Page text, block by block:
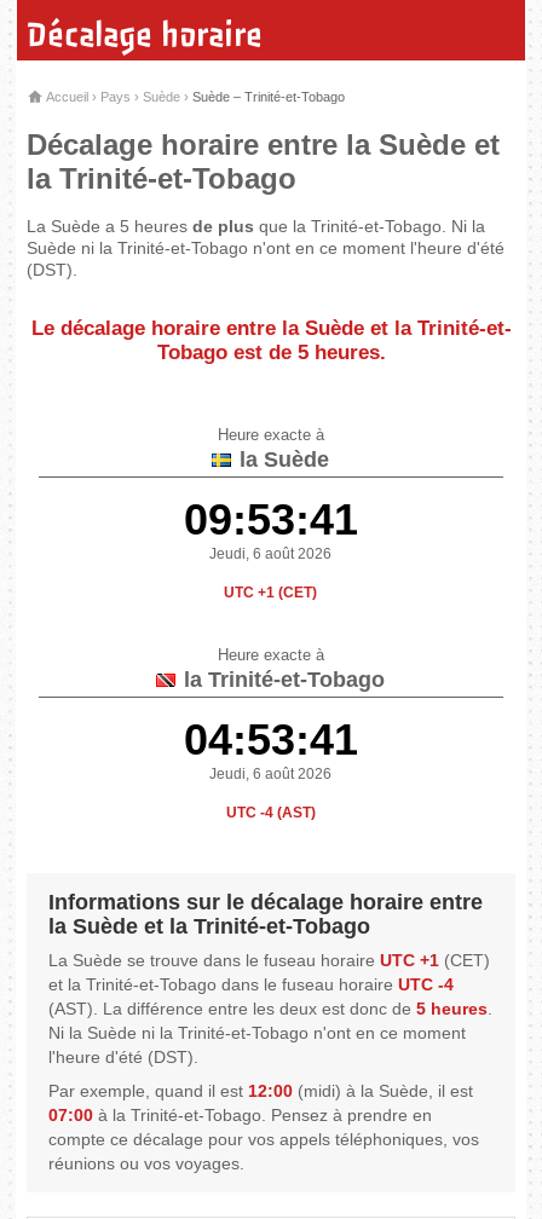
Décalage horaire
Accueil › Pays ›Suède ›Suède – Trinité-et-Tobago
Décalage horaire entre la Suède et
la Trinité-et-Tobago
La Suède a 5 heuresde plus que la Trinité-et-Tobago. Ni la
Suède ni la Trinité-et-Tobago n'ont en ce moment l'heure d'été
(DST).
Le décalage horaire entre la Suède et la Trinité-et-
Tobago est de 5 heures.
Heure exacte à
la Suède
09:53:41
Jeudi, 6 août 2026
UTC +1 (CET)
Heure exacte à
la Trinité-et-Tobago
04:53:41
Jeudi, 6 août 2026
UTC -4 (AST)
Informations sur le décalage horaire entre
la Suède et la Trinité-et-Tobago
La Suède se trouve dans le fuseau horaireUTC +1 (CET)
et la Trinité-et-Tobago dans le fuseau horaireUTC -4
(AST). La différence entre les deux est donc de5 heures.
Ni la Suède ni la Trinité-et-Tobago n'ont en ce moment
l'heure d'été (DST).
Par exemple, quand il est12:00 (midi) à la Suède, il est
07:00 à la Trinité-et-Tobago. Pensez à prendre en
compte ce décalage pour vos appels téléphoniques, vos
réunions ou vos voyages.